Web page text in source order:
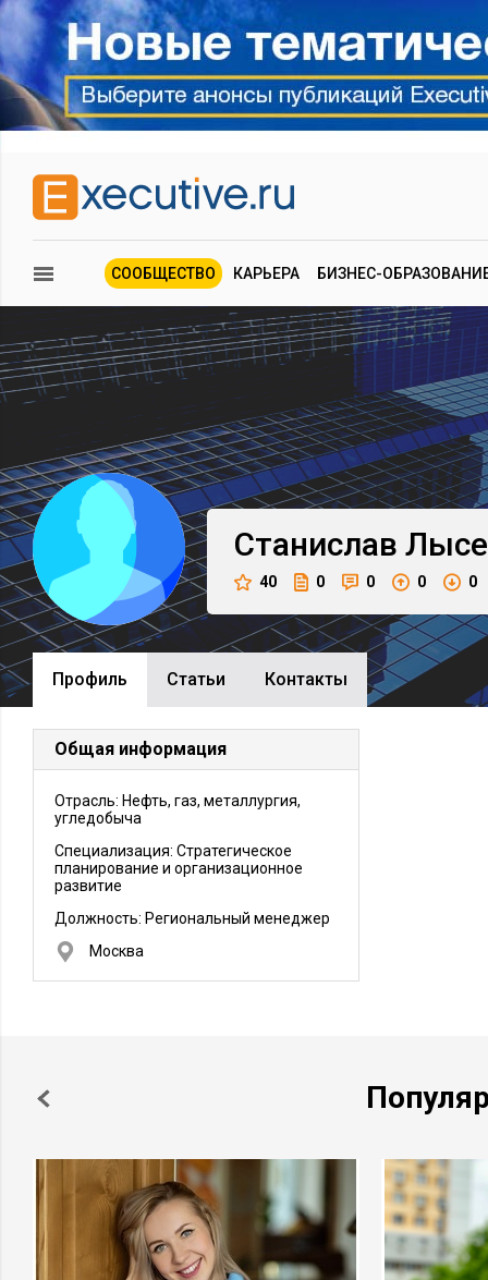
СООБЩЕСТВО КАРЬЕРА БИЗНЕС-
Станислав
40 0 0 0 0
Профиль Cтатьи Контакты
Общая информация
Отрасль: Нефть, газ, металлургия,
угледобыча
Специализация: Стратегическое
планирование и организационное
развитие
Должность: Региональный менеджер
Москва